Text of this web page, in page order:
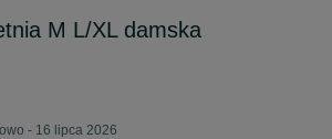
M L/XL damska
- 16 lipca 2026